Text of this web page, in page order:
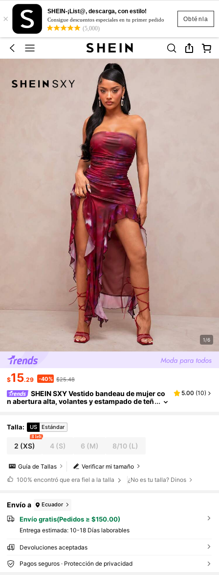
Obténla
×
SHEIN-¡List@, descarga, con estilo!
Consigue descuentos especiales en tu primer pedido
(5,000)
1/6
$15.29 -40% $25.48
SHEIN SXY Vestido bandeau de mujer co
n abertura alta, volantes y estampado de teñ
5.00 (10)
Talla: US Estándar
2 (XS)
8 left
4(S) 6 (M) 8/10 (L)
Verificar mi tamaño
Guía de Tallas
100% encontró que era fiel a la talla ¿No es tu talla? Dinos
Envío a Ecuador
Envío gratis(Pedidos ≥ $150.00)
Entrega estimada: 10-18 Días laborables
Devoluciones aceptadas
Pagos seguros · Protección de privacidad